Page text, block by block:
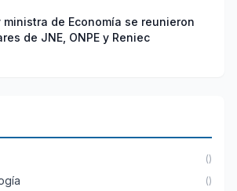
ministra de Economía se reunieron
de JNE, ONPE y Reniec
()
()